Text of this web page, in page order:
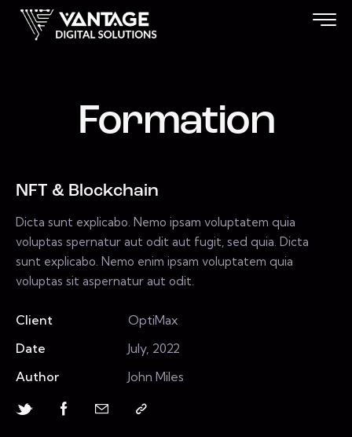
Formation
NFT & Blockchain
Dicta sunt explicabo. Nemo ipsam voluptatem quia
voluptas spernatur aut odit aut fugit, sed quia. Dicta
sunt explicabo. Nemo enim ipsam voluptatem quia
voluptas sit aspernatur aut odit.
Client
OptiMax
Date
July, 2022
Author
John Miles